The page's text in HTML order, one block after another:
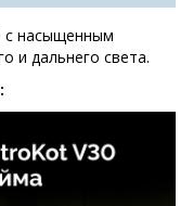
с насыщенным
и дальнего света.